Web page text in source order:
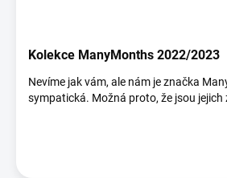
Kolekce ManyMonths 2022/2023
Nevíme jak vám, ale nám je značka
sympatická. Možná proto, že jsou jejich